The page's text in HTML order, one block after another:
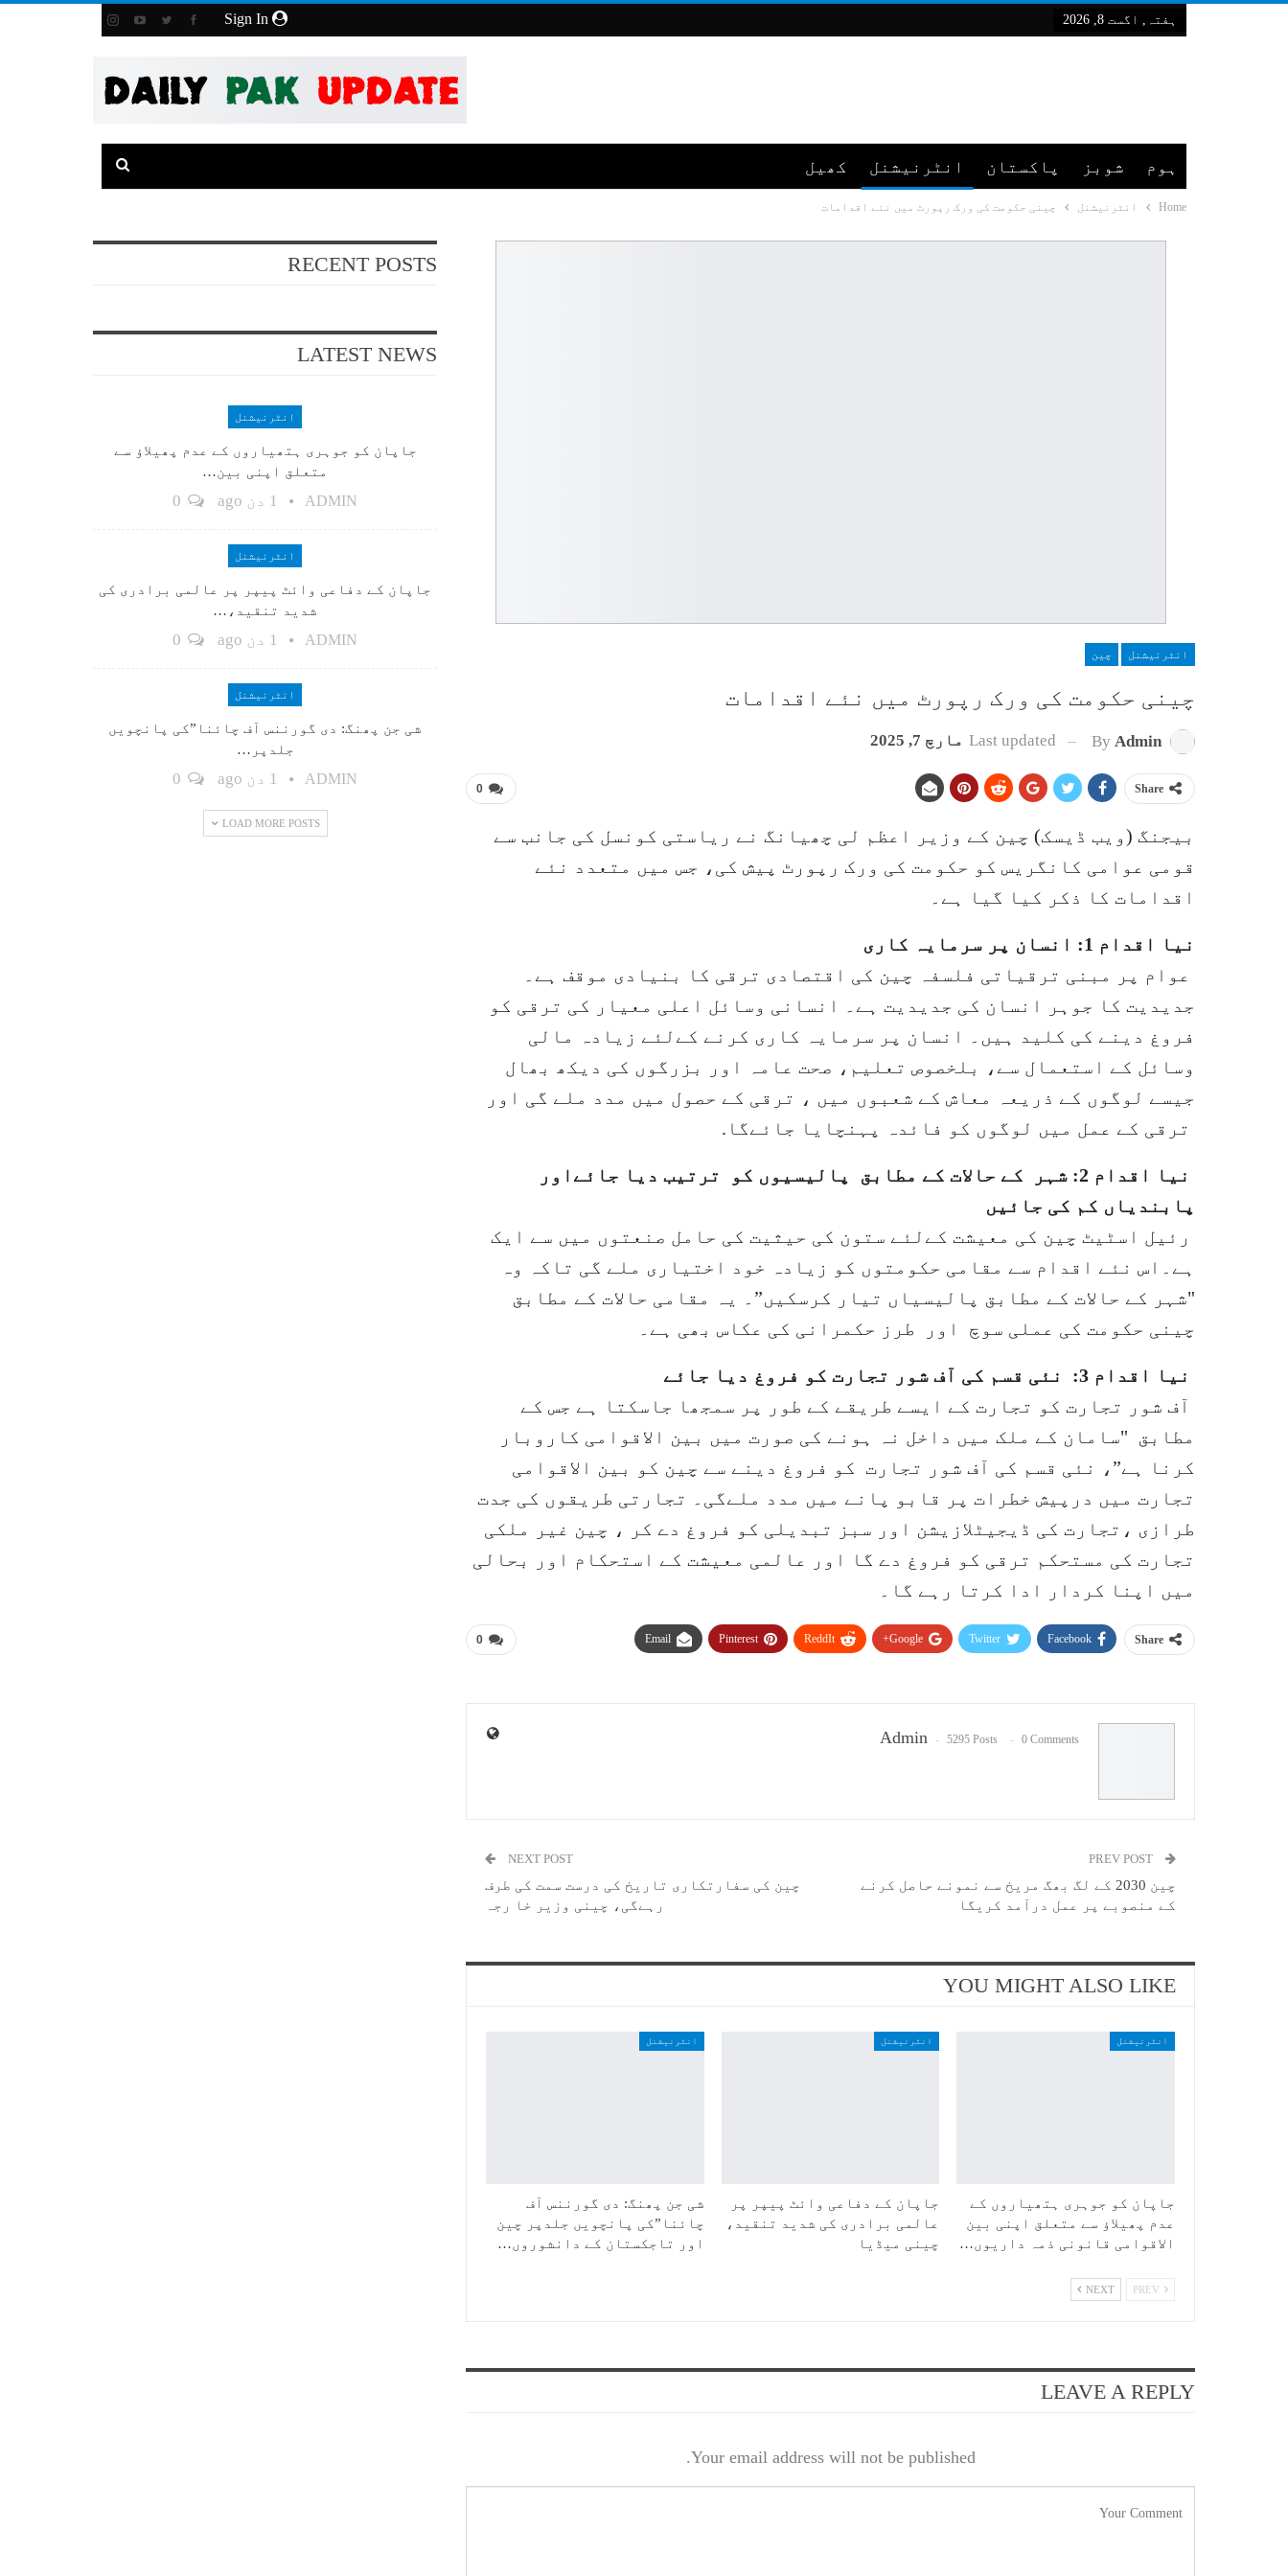
ہفتہ, اگست 8, 2026
ہوم شوبز پاکستان انٹرنیشنل کھیل
Home انٹرنیشنل چینی حکومت کی ورک رپورٹ میں نئے اقدامات
انٹرنیشنل چین
چینی حکومت کی ورک رپورٹ میں نئے اقدامات
By Admin
Last updated مارچ 7, 2025
0 Share
بیجنگ (ویب ڈیسک) چین کے وزیر اعظم لی چھیانگ نے ریاستی کونسل کی جانب سے
قومی عوامی کانگریس کو حکومت کی ورک رپورٹ پیش کی، جس میں متعدد نئے
اقدامات کا ذکر کیا گیا ہے۔
نیا اقدام 1: انسان پر سرمایہ کاری
عوام پر مبنی ترقیاتی فلسفہ چین کی اقتصادی ترقی کا بنیادی موقف ہے۔
جدیدیت کا جوہر انسان کی جدیدیت ہے۔ انسانی وسائل اعلی معیار کی ترقی کو
فروغ دینے کی کلید ہیں۔ انسان پر سرمایہ کاری کرنے کےلئے زیادہ مالی
وسائل کے استعمال سے، بلخصوص تعلیم، صحت عامہ اور بزرگوں کی دیکھ بھال
جیسے لوگوں کے ذریعہ معاش کے شعبوں میں ، ترقی کے حصول میں مدد ملے گی اور
ترقی کے عمل میں لوگوں کو فائدہ پہنچایا جائےگا.
نیا اقدام 2: شہر کے حالات کے مطابق پالیسیوں کو ترتیب دیا جائےاور
پابندیاں کم کی جائیں
رئیل اسٹیٹ چین کی معیشت کےلئے ستون کی حیثیت کی حامل صنعتوں میں سے ایک
ہے۔اس نئے اقدام سے مقامی حکومتوں کو زیادہ خود اختیاری ملے گی تاکہ وہ
"شہر کے حالات کے مطابق پالیسیاں تیار کرسکیں”۔ یہ مقامی حالات کے مطابق
چینی حکومت کی عملی سوچ اور طرز حکمرانی کی عکاس بھی ہے۔
نیا اقدام 3: نئی قسم کی آف شور تجارت کو فروغ دیا جائے
آف شور تجارت کو تجارت کے ایسے طریقے کے طور پر سمجھا جاسکتا ہے جس کے
مطابق "سامان کے ملک میں داخل نہ ہونے کی صورت میں بین الاقوامی کاروبار
کرنا ہے”، نئی قسم کی آف شور تجارت کو فروغ دینے سے چین کو بین الاقوامی
تجارت میں درپیش خطرات پر قابو پانے میں مدد ملےگی۔ تجارتی طریقوں کی جدت
طرازی ،تجارت کی ڈیجیٹلازیشن اور سبز تبدیلی کو فروغ دے کر ، چین غیر ملکی
تجارت کی مستحکم ترقی کو فروغ دے گا اور عالمی معیشت کے استحکام اور بحالی
میں اپنا کردار ادا کرتا رہے گا۔
0 Share
Facebook
Twitter
Google+
ReddIt
Pinterest
Email
Admin 5295 Posts 0 Comments
چین 2030 کے لگ بھگ مریخ سے نمونے حاصل کرنے
کے منصوبے پر عمل درآمد کریگا
NEXT POST
چین کی سفارتکاری تاریخ کی درست سمت کی طرف
رہےگی، چینی وزیر خا رجہ
YOU MIGHT ALSO LIKE
انٹرنیشنل
جاپان کو جوہری ہتھیاروں کے
عدم پھیلاؤ سے متعلق اپنی بین
الاقوامی قانونی ذمہ داریوں…
انٹرنیشنل
جاپان کے دفاعی وائٹ پیپر پر
عالمی برادری کی شدید تنقید،
چینی میڈیا
انٹرنیشنل
شی جن پھنگ: دی گورننس آف
چائنا”کی پانچویں جلدپر چین
اور تاجکستان کے دانشوروں…
NEXT
LEAVE A REPLY
Your email address will not be published.
RECENT POSTS
LATEST NEWS
انٹرنیشنل
جاپان کو جوہری ہتھیاروں کے عدم پھیلاؤ سے
متعلق اپنی بین…
ADMIN 1 دن ago
انٹرنیشنل
جاپان کے دفاعی وائٹ پیپر پر عالمی برادری کی
شدید تنقید،…
ADMIN 1 دن ago
انٹرنیشنل
شی جن پھنگ: دی گورننس آف چائنا”کی پانچویں
جلدپر…
ADMIN 1 دن ago
LOAD MORE POSTS